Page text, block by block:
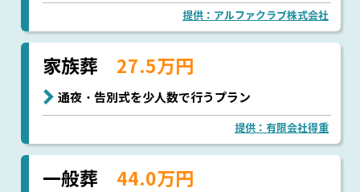
提供：アルファクラブ株式会社
家族葬 27.5万円
通夜・告別式を少人数で行うプラン
提供：有限会社得重
一般葬 44.0万円